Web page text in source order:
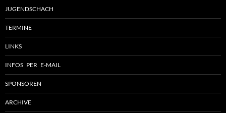
JUGENDSCHACH
TERMINE
LINKS
INFOS PER E-MAIL
SPONSOREN
ARCHIVE